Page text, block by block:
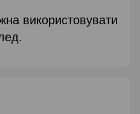
використовувати